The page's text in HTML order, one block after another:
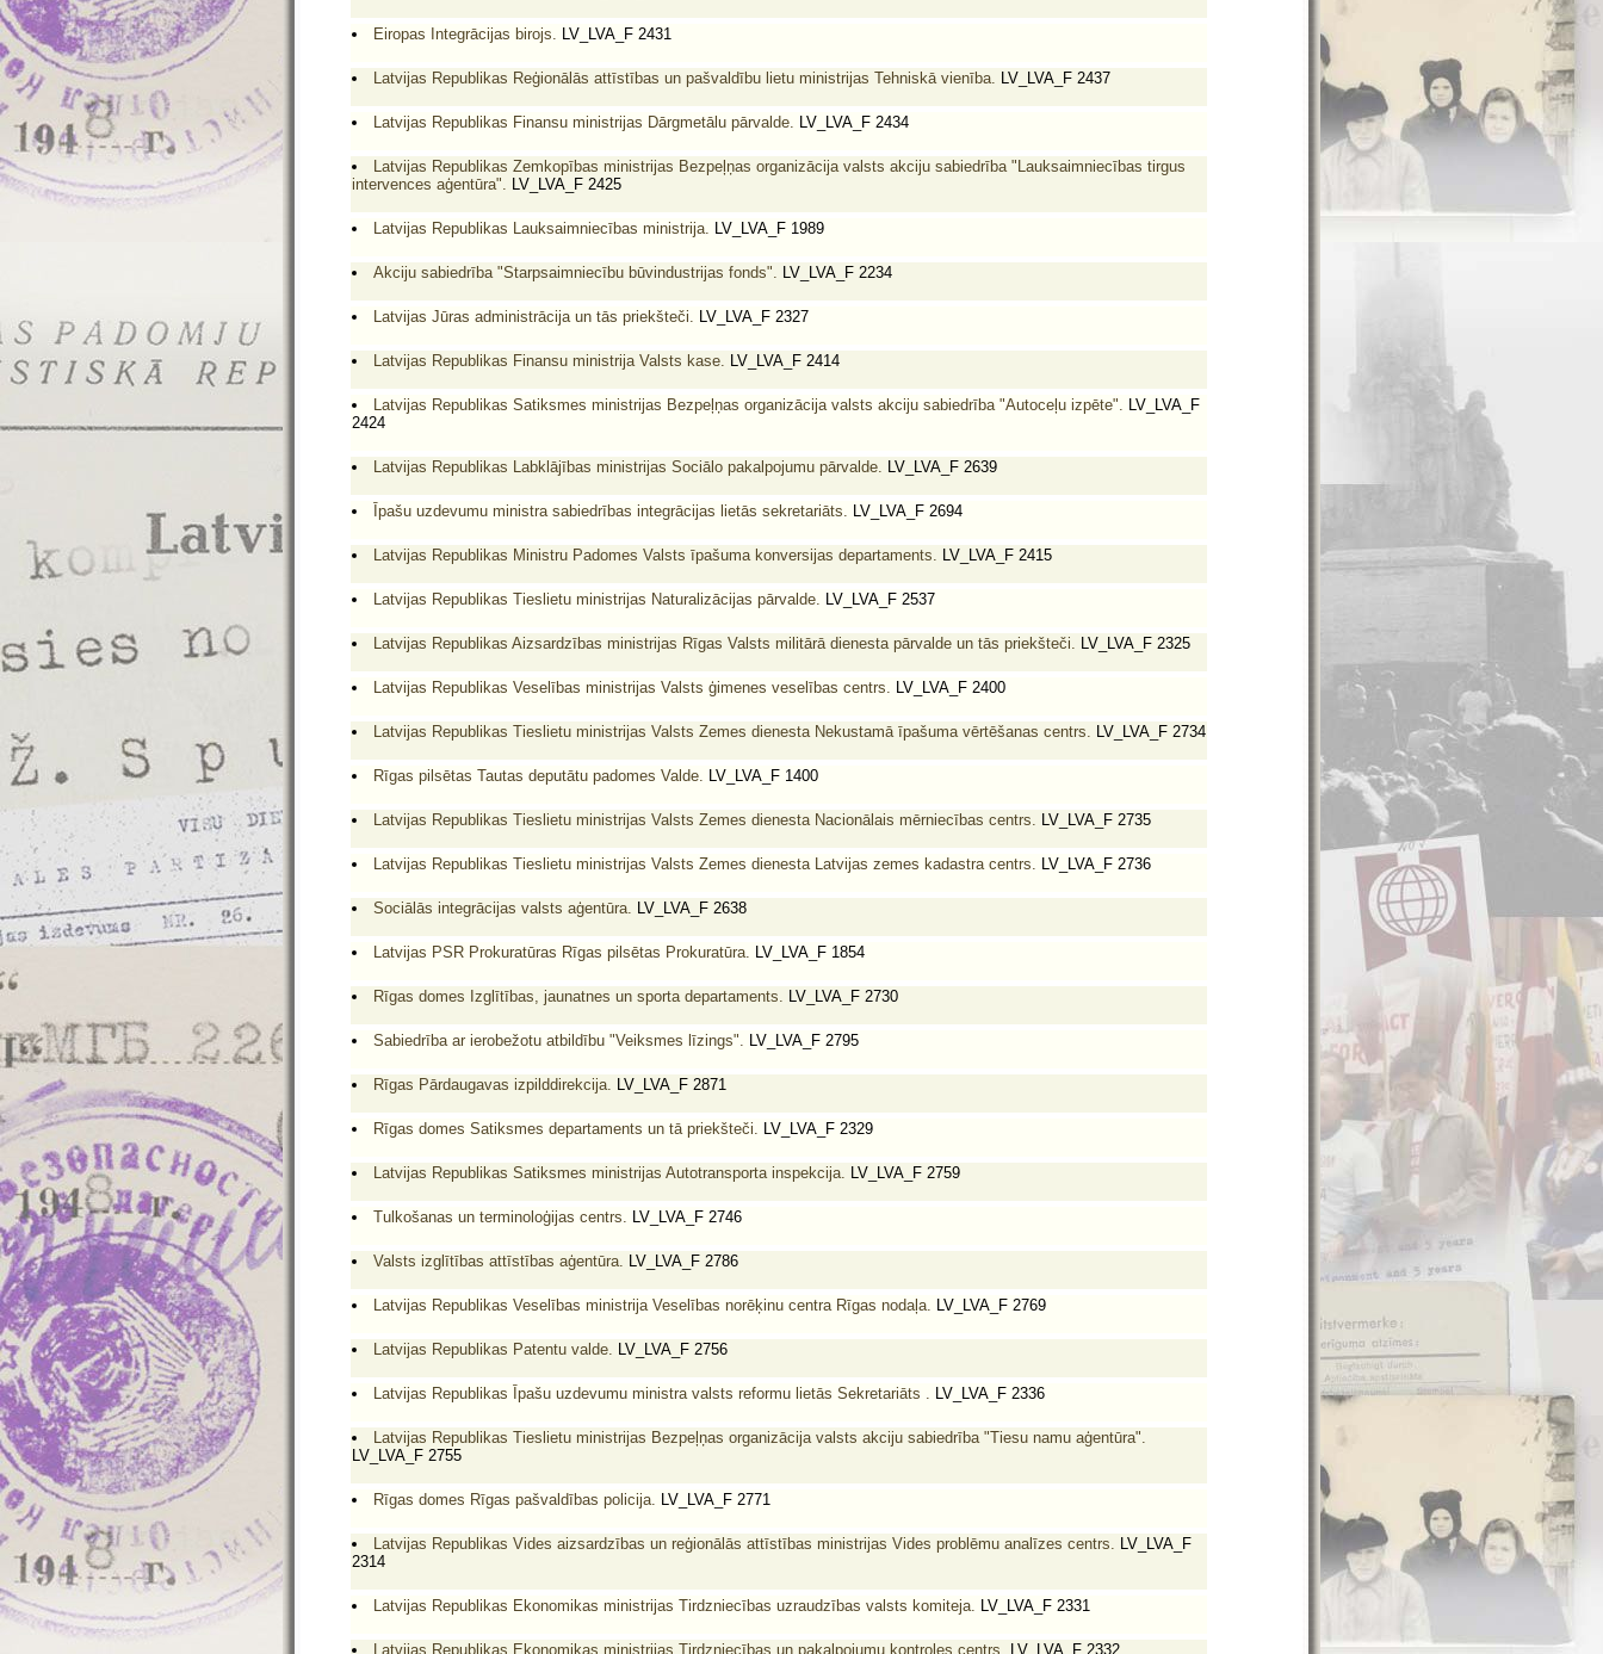
Eiropas Integrācijas birojs. LV_LVA_F 2431
Latvijas Republikas Reģionālās attīstības un pašvaldību lietu ministrijas Tehniskā vienība. LV_LVA_F 2437
Latvijas Republikas Finansu ministrijas Dārgmetālu pārvalde. LV_LVA_F 2434
Latvijas Republikas Zemkopības ministrijas Bezpeļņas organizācija valsts akciju sabiedrība "Lauksaimniecības tirgus
intervences aģentūra". LV_LVA_F 2425
Latvijas Republikas Lauksaimniecības ministrija. LV_LVA_F 1989
Akciju sabiedrība "Starpsaimniecību būvindustrijas fonds". LV_LVA_F 2234
Latvijas Jūras administrācija un tās priekšteči. LV_LVA_F 2327
Latvijas Republikas Finansu ministrija Valsts kase. LV_LVA_F 2414
Latvijas Republikas Satiksmes ministrijas Bezpeļņas organizācija valsts akciju sabiedrība "Autoceļu izpēte". LV_LVA_F
2424
Latvijas Republikas Labklājības ministrijas Sociālo pakalpojumu pārvalde. LV_LVA_F 2639
Īpašu uzdevumu ministra sabiedrības integrācijas lietās sekretariāts. LV_LVA_F 2694
Latvijas Republikas Ministru Padomes Valsts īpašuma konversijas departaments. LV_LVA_F 2415
Latvijas Republikas Tieslietu ministrijas Naturalizācijas pārvalde. LV_LVA_F 2537
Latvijas Republikas Aizsardzības ministrijas Rīgas Valsts militārā dienesta pārvalde un tās priekšteči. LV_LVA_F 2325
Latvijas Republikas Veselības ministrijas Valsts ģimenes veselības centrs. LV_LVA_F 2400
Latvijas Republikas Tieslietu ministrijas Valsts Zemes dienesta Nekustamā īpašuma vērtēšanas centrs. LV_LVA_F 2734
Rīgas pilsētas Tautas deputātu padomes Valde. LV_LVA_F 1400
Latvijas Republikas Tieslietu ministrijas Valsts Zemes dienesta Nacionālais mērniecības centrs. LV_LVA_F 2735
Latvijas Republikas Tieslietu ministrijas Valsts Zemes dienesta Latvijas zemes kadastra centrs. LV_LVA_F 2736
Sociālās integrācijas valsts aģentūra. LV_LVA_F 2638
Latvijas PSR Prokuratūras Rīgas pilsētas Prokuratūra. LV_LVA_F 1854
Rīgas domes Izglītības, jaunatnes un sporta departaments. LV_LVA_F 2730
Sabiedrība ar ierobežotu atbildību "Veiksmes līzings". LV_LVA_F 2795
Rīgas Pārdaugavas izpilddirekcija. LV_LVA_F 2871
Rīgas domes Satiksmes departaments un tā priekšteči. LV_LVA_F 2329
Latvijas Republikas Satiksmes ministrijas Autotransporta inspekcija. LV_LVA_F 2759
Tulkošanas un terminoloģijas centrs. LV_LVA_F 2746
Valsts izglītības attīstības aģentūra. LV_LVA_F 2786
Latvijas Republikas Veselības ministrija Veselības norēķinu centra Rīgas nodaļa. LV_LVA_F 2769
Latvijas Republikas Patentu valde. LV_LVA_F 2756
Latvijas Republikas Īpašu uzdevumu ministra valsts reformu lietās Sekretariāts . LV_LVA_F 2336
Latvijas Republikas Tieslietu ministrijas Bezpeļņas organizācija valsts akciju sabiedrība "Tiesu namu aģentūra".
LV_LVA_F 2755
Rīgas domes Rīgas pašvaldības policija. LV_LVA_F 2771
Latvijas Republikas Vides aizsardzības un reģionālās attīstības ministrijas Vides problēmu analīzes centrs. LV_LVA_F
2314
Latvijas Republikas Ekonomikas ministrijas Tirdzniecības uzraudzības valsts komiteja. LV_LVA_F 2331
Latvijas Republikas Ekonomikas ministrijas Tirdzniecības un pakalpojumu kontroles centrs. LV_LVA_F 2332